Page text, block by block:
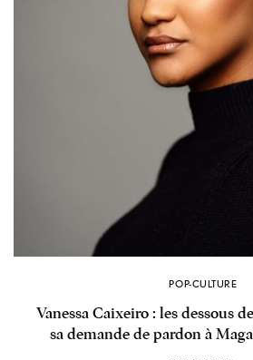
POP-CULTURE
Vanessa Caixeiro : les dessous
sa demande de pardon à